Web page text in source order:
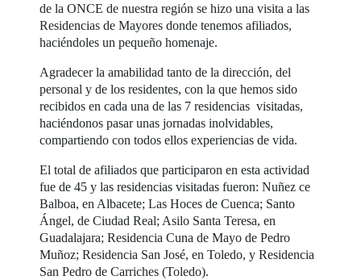
de la ONCE de nuestra región se hizo una visita a las
Residencias de Mayores donde tenemos afiliados,
haciéndoles un pequeño homenaje.
Agradecer la amabilidad tanto de la dirección, del
personal y de los residentes, con la que hemos sido
recibidos en cada una de las 7 residencias visitadas,
haciéndonos pasar unas jornadas inolvidables,
compartiendo con todos ellos experiencias de vida.
El total de afiliados que participaron en esta actividad
fue de 45 y las residencias visitadas fueron: Nuñez ce
Balboa, en Albacete; Las Hoces de Cuenca; Santo
Ángel, de Ciudad Real; Asilo Santa Teresa, en
Guadalajara; Residencia Cuna de Mayo de Pedro
Muñoz; Residencia San José, en Toledo, y Residencia
San Pedro de Carriches (Toledo).